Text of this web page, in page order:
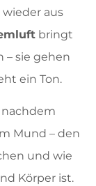
aus
bringt
– sie gehen
ein Ton.
nachdem
Mund – den
und wie
Körper ist.